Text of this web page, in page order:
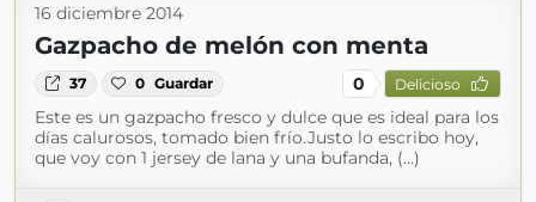
16 diciembre 2014
Gazpacho de melón con menta
37 0 Guardar 0 Delicioso
Este es un gazpacho fresco y dulce que es ideal para los
días calurosos, tomado bien frío.Justo lo escribo hoy,
que voy con 1 jersey de lana y una bufanda, (...)